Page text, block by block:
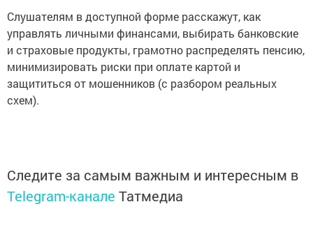
Слушателям в доступной форме расскажут, как
управлять личными финансами, выбирать банковские
и страховые продукты, грамотно распределять пенсию,
минимизировать риски при оплате картой и
защититься от мошенников (с разбором реальных
схем).
Следите за самым важным и интересным в
Telegram-канале Татмедиа